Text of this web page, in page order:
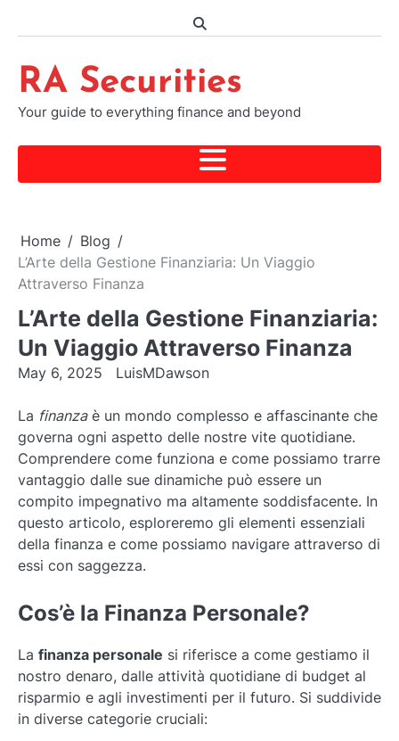
RA Securities
Your guide to everything finance and beyond
Home
Blog
L’Arte della Gestione Finanziaria: Un Viaggio
Attraverso Finanza
L’Arte della Gestione Finanziaria:
Un Viaggio Attraverso Finanza
May 6, 2025 LuisMDawson
La finanzaè un mondo complesso e affascinante che
governa ogni aspetto delle nostre vite quotidiane.
Comprendere come funziona e come possiamo trarre
vantaggio dalle sue dinamiche può essere un
compito impegnativo ma altamente soddisfacente. In
questo articolo, esploreremo gli elementi essenziali
della finanza e come possiamo navigare attraverso di
essi con saggezza.
Cos’è la Finanza Personale?
La finanza personale si riferisce a come gestiamo il
nostro denaro, dalle attività quotidiane di budget al
risparmio e agli investimenti per il futuro. Si suddivide
in diverse categorie cruciali: